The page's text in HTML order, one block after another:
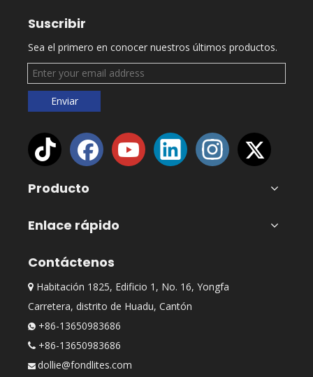
Suscribir
Sea el primero en conocer nuestros últimos productos.
Enviar
Producto
Enlace rápido
Contáctenos
 Habitación 1825, Edificio 1, No. 16, Yongfa
Carretera, distrito de Huadu, Cantón
 +86-13650983686
 +86-13650983686
 dollie@fondlites.com